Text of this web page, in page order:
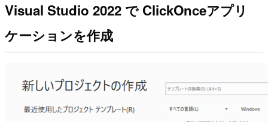
Visual Studio 2022 で ClickOnceアプリ
ケーションを作成